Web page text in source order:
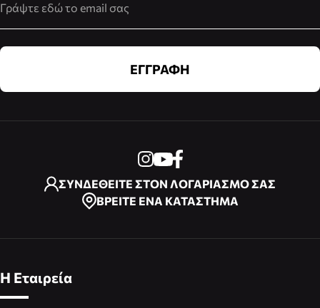
ΕΓΓΡΑΦΗ
ΣΥΝΔΕΘΕΙΤΕ ΣΤΟΝ ΛΟΓΑΡΙΑΣΜΟ ΣΑΣ
ΒΡΕΙΤΕ ΕΝΑ ΚΑΤΑΣΤΗΜΑ
Η Εταιρεία